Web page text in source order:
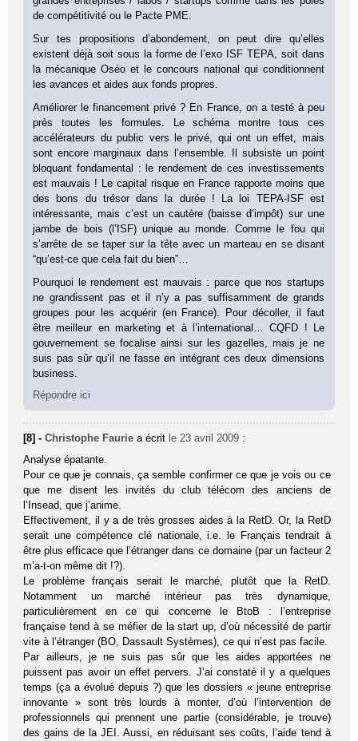
de compétitivité ou le Pacte PME.
Sur tes propositions d’abondement, on peut dire qu’elles
existent déjà soit sous la forme de l’exo ISF TEPA, soit dans
la mécanique Oséo et le concours national qui conditionnent
les avances et aides aux fonds propres.
Améliorer le financement privé ? En France, on a testé à peu
près toutes les formules. Le schéma montre tous ces
accélérateurs du public vers le privé, qui ont un effet, mais
sont encore marginaux dans l’ensemble. Il subsiste un point
bloquant fondamental : le rendement de ces investissements
est mauvais ! Le capital risque en France rapporte moins que
des bons du trésor dans la durée ! La loi TEPA-ISF est
intéressante, mais c’est un cautère (baisse d’impôt) sur une
jambe de bois (l’ISF) unique au monde. Comme le fou qui
s’arrête de se taper sur la tête avec un marteau en se disant
“qu’est-ce que cela fait du bien”…
Pourquoi le rendement est mauvais : parce que nos startups
ne grandissent pas et il n’y a pas suffisamment de grands
groupes pour les acquérir (en France). Pour décoller, il faut
être meilleur en marketing et à l’international… CQFD ! Le
gouvernement se focalise ainsi sur les gazelles, mais je ne
suis pas sûr qu’il ne fasse en intégrant ces deux dimensions
business.
Répondre ici
[8] -Christophe Faurie a écrit le 23 avril 2009 :
Analyse épatante.
Pour ce que je connais, ça semble confirmer ce que je vois ou ce
que me disent les invités du club télécom des anciens de
l’Insead, que j’anime.
Effectivement, il y a de très grosses aides à la RetD. Or, la RetD
serait une compétence clé nationale, i.e. le Français tendrait à
être plus efficace que l’étranger dans ce domaine (par un facteur 2
m’a-t-on même dit !?).
Le problème français serait le marché, plutôt que la RetD.
Notamment un marché intérieur pas très dynamique,
particulièrement en ce qui concerne le BtoB : l’entreprise
française tend à se méfier de la start up, d’où nécessité de partir
vite à l’étranger (BO, Dassault Systèmes), ce qui n’est pas facile.
Par ailleurs, je ne suis pas sûr que les aides apportées ne
puissent pas avoir un effet pervers. J’ai constaté il y a quelques
temps (ça a évolué depuis ?) que les dossiers « jeune entreprise
innovante » sont très lourds à monter, d’où l’intervention de
professionnels qui prennent une partie (considérable, je trouve)
des gains de la JEI. Aussi, en réduisant ses coûts, l’aide tend à